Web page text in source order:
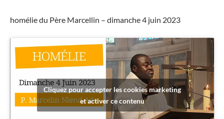
homélie du Père Marcellin – dimanche 4 juin 2023
Cliquez pour accepter les cookies marketing
et activer ce contenu